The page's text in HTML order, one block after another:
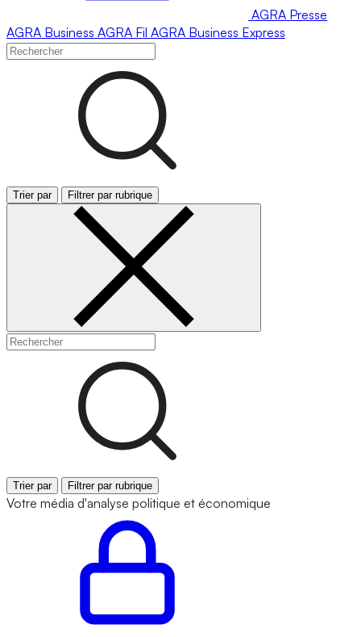
AGRA Presse
AGRA Business AGRA Fil AGRA Business Express
Trier par Filtrer par rubrique
Trier par Filtrer par rubrique
Votre média d'analyse politique et économique